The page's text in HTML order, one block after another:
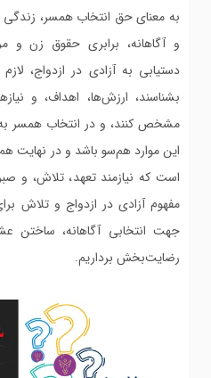
به معنای حق انتخاب همسر،
و آگاهانه، برابری حقوق زن و
دستیابی به آزادی در ازدواج،
بشناسند، ارزش‌ها، اهداف، و
مشخص کنند، و در انتخاب همسر به
این موارد هم‌سو باشد و در نهایت
است که نیازمند تعهد، تلاش، و
مفهوم آزادی در ازدواج و تلاش
جهت انتخابی آگاهانه، ساختن
رضایت‌بخش برداریم.